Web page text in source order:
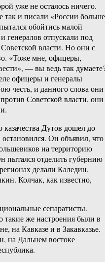
уже не осталось ничего.
так и писали «России больше
обойтись малой
генералов отпускали под
власти. Но они с
«Тоже мне, офицеры,
— вы ведь так
офицеры и генералы
честь, и данного слова они
Советской власти, они
Дутов дошел до
Он объявил, что
на территорию
пытался отделить губернию
делали Каледин,
Колчак, как известно,
сепаратисты.
такие же настроения были в
на Кавказе и в Закавказье.
на Дальнем востоке